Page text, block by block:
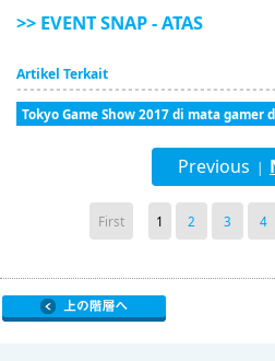
>> EVENT SNAP - ATAS
Artikel Terkait
Tokyo Game Show 2017 di mata
Previous |
First 1 2 3 4